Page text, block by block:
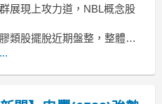
展現上攻力道，NBL概念股
類股擺脫近期盤整，整體逆
，其中南帝飆漲逾6%、申
所帶動，尤其市場資金明顯回